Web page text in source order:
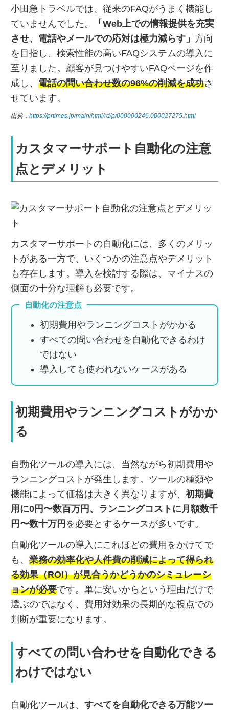
小田急トラベルでは、従来のFAQがうまく機能し
ていませんでした。
「Web上での情報提供を充実
させ、電話やメールでの応対は極力減らす」 方向
を目指し、検索性能の高いFAQシステムの導入に
至りました。顧客が見つけやすいFAQページを作
成し、 電話の問い合わせ数の96%の削減を成功さ
せています。
出典： https://prtimes.jp/main/html/rd/p/000000246.000027275.html
カスタマーサポート自動化の注意
点とデメリット
カスタマーサポートの自動化には、多くのメリッ
トがある一方で、いくつかの注意点やデメリット
も存在します。導入を検討する際は、マイナスの
側面の十分な理解も必要です。
自動化の注意点
初期費用やランニングコストがかかる
すべての問い合わせを自動化できるわけ
ではない
導入しても使われないケースがある
初期費用やランニングコストがかか
る
自動化ツールの導入には、当然ながら初期費用や
ランニングコストが発生します。ツールの種類や
機能によって価格は大きく異なりますが、 初期費
用に0円〜数百万円、ランニングコストに月額数千
円〜数十万円 を必要とするケースが多いです。
自動化ツールの導入にこれほどの費用をかけてで
も、 業務の効率化や人件費の削減によって得られ
る効果（ROI）が見合うかどうかのシミュレーシ
ョンが必要です。単に安いからという理由だけで
選ぶのではなく、費用対効果の長期的な視点での
判断が重要になります。
すべての問い合わせを自動化できる
わけではない
自動化ツールは、 すべてを自動化できる万能ツー